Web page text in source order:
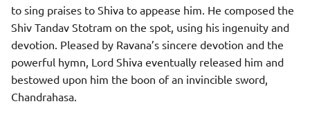
to sing praises to Shiva to appease him. He composed the
Shiv Tandav Stotram on the spot, using his ingenuity and
devotion. Pleased by Ravana’s sincere devotion and the
powerful hymn, Lord Shiva eventually released him and
bestowed upon him the boon of an invincible sword,
Chandrahasa.